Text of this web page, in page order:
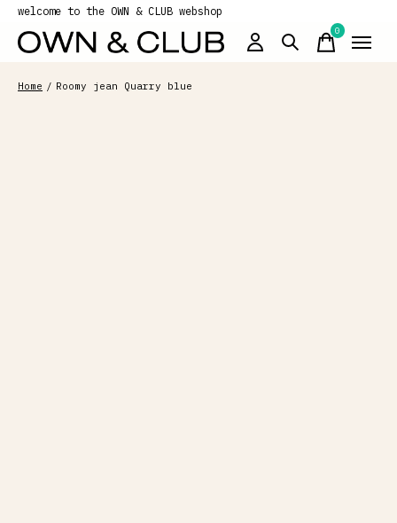
welcome to the OWN & CLUB webshop
0items
Home / Roomy jean Quarry blue